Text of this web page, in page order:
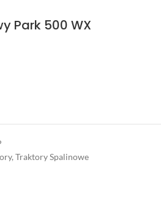
Park 500 WX
, Traktory Spalinowe